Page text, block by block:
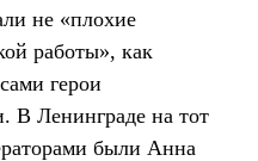
не «плохие
работы», как
герои
В Ленинграде на тот
были Анна